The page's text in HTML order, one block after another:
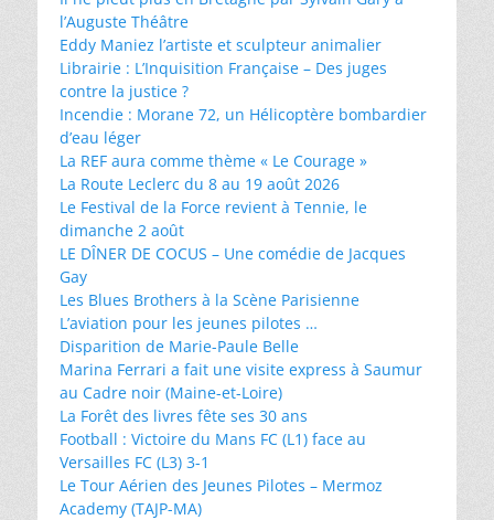
l’Auguste Théâtre
Eddy Maniez l’artiste et sculpteur animalier
Librairie : L’Inquisition Française – Des juges
contre la justice ?
Incendie : Morane 72, un Hélicoptère bombardier
d’eau léger
La REF aura comme thème « Le Courage »
La Route Leclerc du 8 au 19 août 2026
Le Festival de la Force revient à Tennie, le
dimanche 2 août
LE DÎNER DE COCUS – Une comédie de Jacques
Gay
Les Blues Brothers à la Scène Parisienne
L’aviation pour les jeunes pilotes …
Disparition de Marie-Paule Belle
Marina Ferrari a fait une visite express à Saumur
au Cadre noir (Maine-et-Loire)
La Forêt des livres fête ses 30 ans
Football : Victoire du Mans FC (L1) face au
Versailles FC (L3) 3-1
Le Tour Aérien des Jeunes Pilotes – Mermoz
Academy (TAJP-MA)